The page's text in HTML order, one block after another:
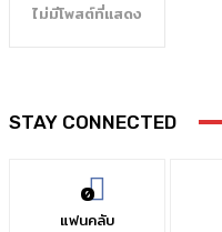
ไม่มีโพสต์ที่แสดง
STAY CONNECTED
0
แฟนคลับ